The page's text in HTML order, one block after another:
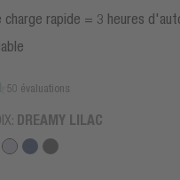
charge rapide = 3 heures
50 évaluations
DREAMY LILAC